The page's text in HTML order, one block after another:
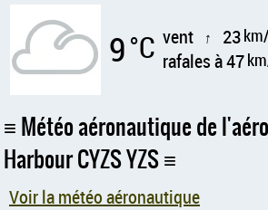
9°C vent ↑ 23
rafales à 47
Météo aéronautique de
Harbour CYZS YZS
Voir la météo aéronautique